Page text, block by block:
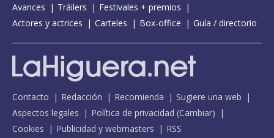
Avances
Tráilers
Festivales + premios
Actores y actrices
Carteles Box-office Guía / directorio
Contacto Redacción Recomienda
Sugiere una web
Aspectos legales
Política de privacidad (Cambiar)
Cookies
Publicidad y webmasters RSS